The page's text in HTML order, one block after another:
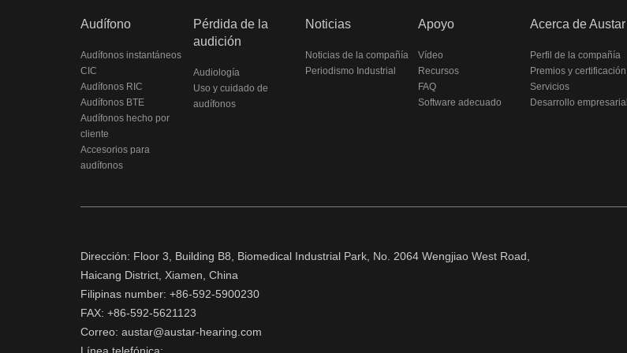
Audífono
Audífonos instantáneos
CIC
Audífonos RIC
Audífonos BTE
Audífonos hecho por
cliente
Accesorios para
audífonos
Pérdida de la
audición
Audiología
Uso y cuidado de
audífonos
Noticias
Noticias de la compañía
Periodismo Industrial
Apoyo
Vídeo
Recursos
FAQ
Software adecuado
Acerca de Austar
Perfil de la compañía
Premios y certificación
Servicios
Desarrollo empresarial
Dirección: Floor 3, Building B8, Biomedical Industrial Park, No. 2064 Wengjiao West Road,
Haicang District, Xiamen, China
Filipinas number: +86-592-5900230
FAX: +86-592-5621123
Correo: austar@austar-hearing.com